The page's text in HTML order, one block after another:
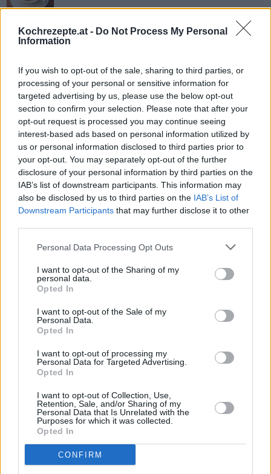
Kochrezepte.at - Do Not Process My Personal
Information
If you wish to opt-out of the sale, sharing to third parties, or
processing of your personal or sensitive information for
targeted advertising by us, please use the below opt-out
section to confirm your selection. Please note that after your
opt-out request is processed you may continue seeing
interest-based ads based on personal information utilized by
us or personal information disclosed to third parties prior to
your opt-out. You may separately opt-out of the further
disclosure of your personal information by third parties on the
IAB’s list of downstream participants. This information may
also be disclosed by us to third parties on the IAB’s List of
Downstream Participants that may further disclose it to other
Personal Data Processing Opt Outs
I want to opt-out of the Sharing of my
personal data.
Opted In
I want to opt-out of the Sale of my
Personal Data.
Opted In
I want to opt-out of processing my
Personal Data for Targeted Advertising.
Opted In
I want to opt-out of Collection, Use,
Retention, Sale, and/or Sharing of my
Personal Data that Is Unrelated with the
Purposes for which it was collected.
Opted In
CONFIRM
Topfenbällchen glutenfrei
Leicht
Biskuit glutenfrei
Leicht
Süßer Hefeteig-Grundrezept
Hühnersuppe
Mittel
Glutenfreie Bananen-Muffins
Leicht
Glutenfreie Topfenpalatschinken
Leicht
Glutenfreier Buchweizenkuchen
Leicht
Glutenfreier Marzipangugelhupf